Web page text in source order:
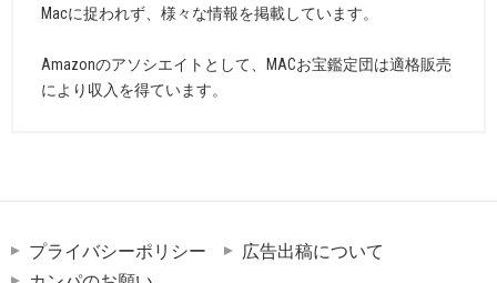
Macに捉われず、様々な情報を掲載しています。
Amazonのアソシエイトとして、MACお宝鑑定団は適格販売
により収入を得ています。
プライバシーポリシー
広告出稿について